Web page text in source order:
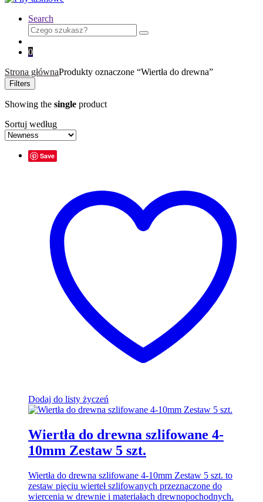
Search
Search
for:
0
Strona głównaProdukty oznaczone “Wiertła do drewna”
Filters
Showing the single product
Sortuj według
Save
Dodaj do listy życzeń
Wiertła do drewna szlifowane 4-
10mm Zestaw 5 szt.
Wiertła do drewna szlifowane 4-10mm Zestaw 5 szt. to
zestaw pięciu wierteł szlifowanych przeznaczone do
wiercenia w drewnie i materiałach drewnopochodnych.